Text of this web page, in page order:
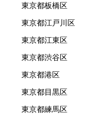
東京都板橋区
東京都江戸川区
東京都江東区
東京都渋谷区
東京都港区
東京都目黒区
東京都練馬区